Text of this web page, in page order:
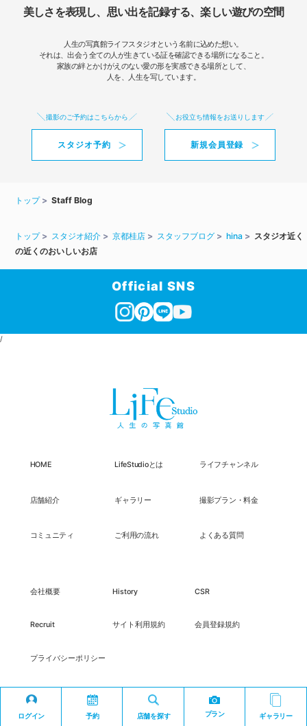
ログイン 予約 店舗を探す プラン ギャラリー
美しさを表現し、思い出を記録する、楽しい遊びの空間
人生の写真館ライフスタジオという名前に込めた想い。
それは、出会う全ての人が生きている証を確認できる場所になること。
家族の絆とかけがえのない愛の形を実感できる場所として、
人を、人生を写しています。
撮影のご予約はこちらから
スタジオ予約
お役立ち情報をお送りします
新規会員登録
トップ Staff Blog
トップ スタジオ紹介 京都桂店 スタッフブログ hina
スタジオ近く
の近くのおいしいお店
Official SNS
/
HOME LifeStudioとは ライフチャンネル
店舗紹介 ギャラリー 撮影プラン・料金
コミュニティ ご利用の流れ よくある質問
会社概要 History CSR
Recruit サイト利用規約 会員登録規約
プライバシーポリシー